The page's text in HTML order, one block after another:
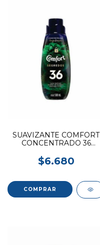
SUAVIZANTE COMFORT
CONCENTRADO 36
$6.680